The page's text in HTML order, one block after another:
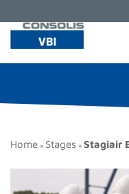
Home » Stages » Stagiair